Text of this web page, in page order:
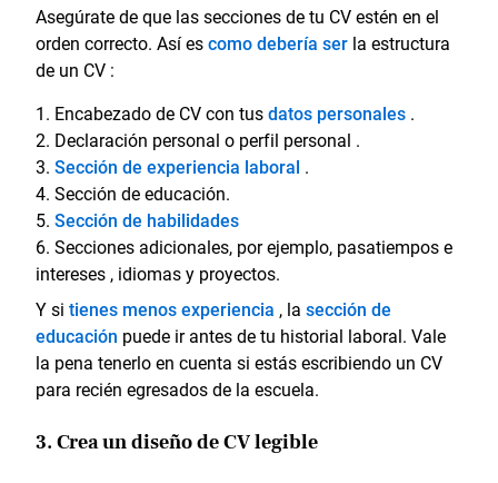
Asegúrate de que las secciones de tu CV estén en el
orden correcto. Así escomo debería ser la estructura
de un CV :
Encabezado de CV con tusdatos personales .
Declaración personal o perfil personal .
Sección de experiencia laboral .
Sección de educación.
Sección de habilidades
Secciones adicionales, por ejemplo, pasatiempos e
intereses , idiomas y proyectos.
Y si tienes menos experiencia , la sección de
educación puede ir antes de tu historial laboral. Vale
la pena tenerlo en cuenta si estás escribiendo un CV
para recién egresados de la escuela.
3. Crea un diseño de CV legible